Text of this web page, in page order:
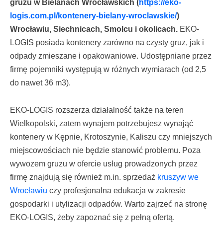
gruzu w Bielanach Wrocławskich ( https://eko-
logis.com.pl/kontenery-bielany-wroclawskie/)
Wrocławiu, Siechnicach, Smolcu i okolicach. EKO-
LOGIS posiada kontenery zarówno na czysty gruz, jak i
odpady zmieszane i opakowaniowe. Udostępniane przez
firmę pojemniki występują w różnych wymiarach (od 2,5
do nawet 36 m3).
EKO-LOGIS rozszerza działalność także na teren
Wielkopolski, zatem wynajem potrzebujesz wynająć
kontenery w Kępnie, Krotoszynie, Kaliszu czy mniejszych
miejscowościach nie będzie stanowić problemu. Poza
wywozem gruzu w ofercie usług prowadzonych przez
firmę znajdują się również m.in. sprzedaż kruszyw we
Wrocławiu czy profesjonalna edukacja w zakresie
gospodarki i utylizacji odpadów. Warto zajrzeć na stronę
EKO-LOGIS, żeby zapoznać się z pełną ofertą.